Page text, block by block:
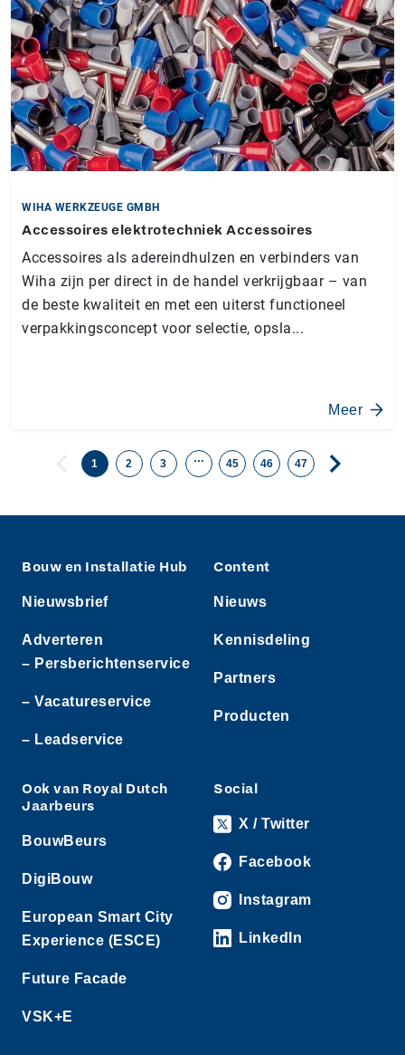
WIHA WERKZEUGE GMBH
Accessoires elektrotechniek Accessoires
Accessoires als adereindhulzen en verbinders van
Wiha zijn per direct in de handel verkrijgbaar – van
de beste kwaliteit en met een uiterst functioneel
verpakkingsconcept voor selectie, opsla...
Meer
1 2 3 … 45 46 47
Bouw en Installatie Hub
Nieuwsbrief
Adverteren
– Persberichtenservice
– Vacatureservice
– Leadservice
Content
Nieuws
Kennisdeling
Partners
Producten
Ook van Royal Dutch
Jaarbeurs
BouwBeurs
DigiBouw
European Smart City
Experience (ESCE)
Future Facade
VSK+E
Social
X / Twitter
Facebook
Instagram
LinkedIn